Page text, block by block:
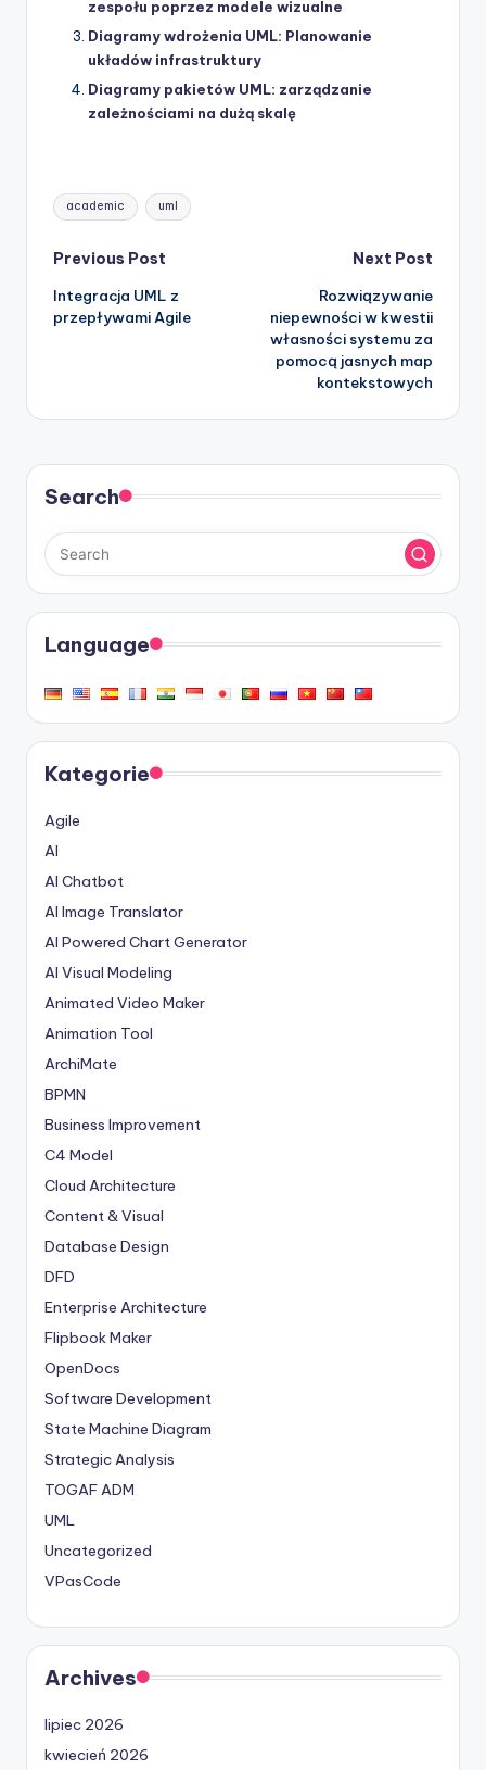
zespołu poprzez modele wizualne
Diagramy wdrożenia UML: Planowanie
układów infrastruktury
Diagramy pakietów UML: zarządzanie
zależnościami na dużą skalę
Tags:
academic uml
Post
navigation
Previous Post
Integracja UML z
przepływami Agile
Next Post
Rozwiązywanie
niepewności w kwestii
własności systemu za
pomocą jasnych map
kontekstowych
Search
Language
Kategorie
Agile
AI
AI Chatbot
AI Image Translator
AI Powered Chart Generator
AI Visual Modeling
Animated Video Maker
Animation Tool
ArchiMate
BPMN
Business Improvement
C4 Model
Cloud Architecture
Content & Visual
Database Design
DFD
Enterprise Architecture
Flipbook Maker
OpenDocs
Software Development
State Machine Diagram
Strategic Analysis
TOGAF ADM
UML
Uncategorized
VPasCode
Archives
lipiec 2026
kwiecień 2026